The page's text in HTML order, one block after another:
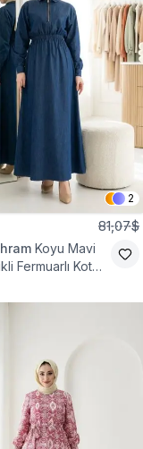
2
81,07$
Koyu Mavi
Fermuarlı Kot